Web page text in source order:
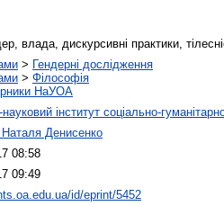
влада, дискурсивні практики,
> Гендерні дослідження
> Філософія
НаУОА
інститут соціально-
Наталя Денисенко
08:58
09:49
id/eprint/5452